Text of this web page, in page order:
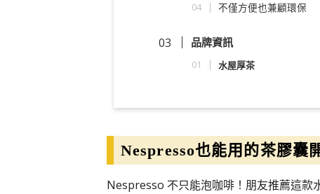
不僅方便也兼顧環保
品牌資訊
水屋厚茶
Nespresso也能用的茶膠囊
Nespresso 不只能泡咖啡！朋友推薦這款